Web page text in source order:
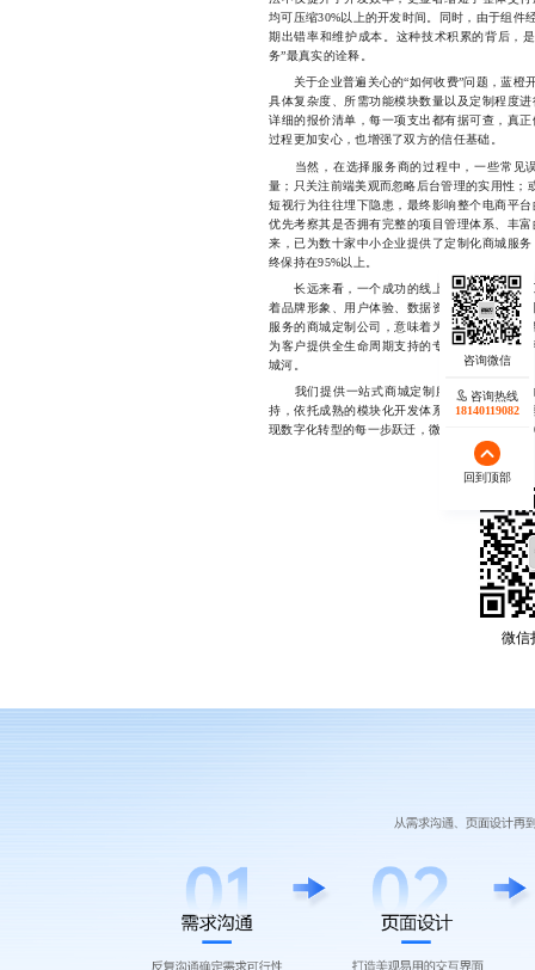
均可压缩30%以上的开发时间。同时，由于组件
期出错率和维护成本。这种技术积累的背后，
务”最真实的诠释。
关于企业普遍关心的“如何收费”问题，蓝橙
具体复杂度、所需功能模块数量以及定制程度
详细的报价清单，每一项支出都有据可查，真
过程更加安心，也增强了双方的信任基础。
当然，在选择服务商的过程中，一些常见
量；只关注前端美观而忽略后台管理的实用性；
短视行为往往埋下隐患，最终影响整个电商平
优先考察其是否拥有完整的项目管理体系、丰
来，已为数十家中小企业提供了定制化商城服
终保持在95%以上。
长远来看，一个成功的线上商城不仅是销售
着品牌形象、用户体验、数据资产乃至供应链
服务的商城定制公司，意味着为企业未来的成
为客户提供全生命周期支持的专业团队，致力
城河。
我们提供一站式商城定制服务，涵盖需求
持，依托成熟的模块化开发体系与丰富的行业
现数字化转型的每一步跃迁，微信同号
微信
咨询热线
18140119082
回到顶部